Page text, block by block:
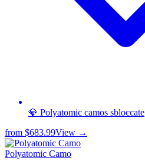
💎 Polyatomic camos sbloccate
from $683.99View →
Polyatomic Camo